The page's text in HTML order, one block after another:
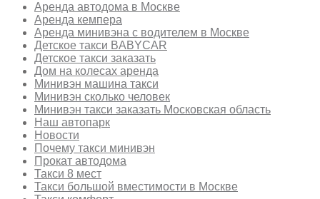
Аренда автодома в Москве
Аренда кемпера
Аренда минивэна с водителем в Москве
Детское такси BABYCAR
Детское такси заказать
Дом на колесах аренда
Минивэн машина такси
Минивэн сколько человек
Минивэн такси заказать Московская область
Наш автопарк
Новости
Почему такси минивэн
Прокат автодома
Такси 8 мест
Такси большой вместимости в Москве